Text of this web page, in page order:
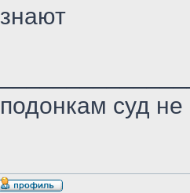
знают
подонкам суд